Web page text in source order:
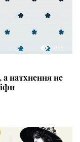
натхнення не